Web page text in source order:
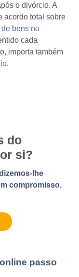
o divórcio. A
acordo total sobre
bens no
cada
importa também
.
do
si?
lhe
compromisso.
passo